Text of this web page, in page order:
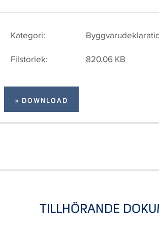
Kategori:
Filstorlek:
820.06 KB
» DOWNLOAD
TILLHÖRANDE